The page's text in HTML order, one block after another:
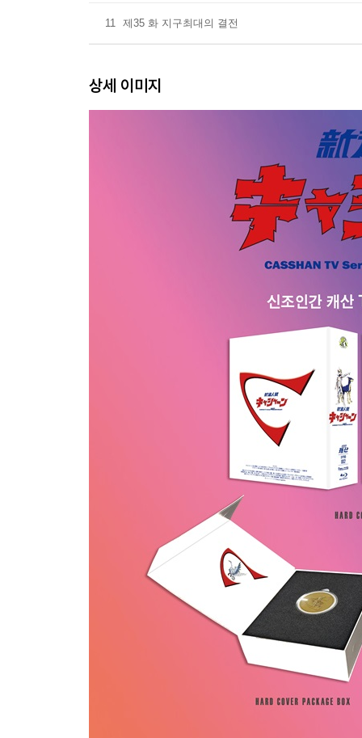
11 제35 화 지구최대의 결전
상세 이미지